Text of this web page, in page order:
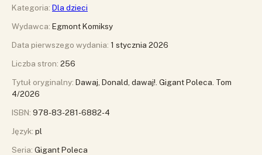
Kategoria: Dla dzieci
Wydawca: Egmont Komiksy
Data pierwszego wydania: 1 stycznia 2026
Liczba stron: 256
Tytuł oryginalny: Dawaj, Donald, dawaj!. Gigant Poleca. Tom
4/2026
ISBN: 978-83-281-6882-4
Język: pl
Seria: Gigant Poleca